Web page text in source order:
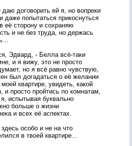
договорить ей я, но вопреки
даже попытаться прикоснуться
её сторону и сохраняю
и не без труда, но держась
Эдвард, - Белла всё-таки
и я вижу, это не просто
но я всё равно чувствую,
был догадаться о её желании
квартире, увидеть, какой
и просто пройтись по комнатам,
испытывая буквально
больше о жизни
и всех её аспектах.
особо и не на что
в твоей квартире…